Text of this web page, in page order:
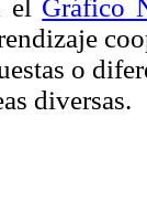
el Gráfico
o
diversas.